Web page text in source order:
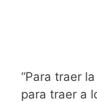
“Para traer
para traer a